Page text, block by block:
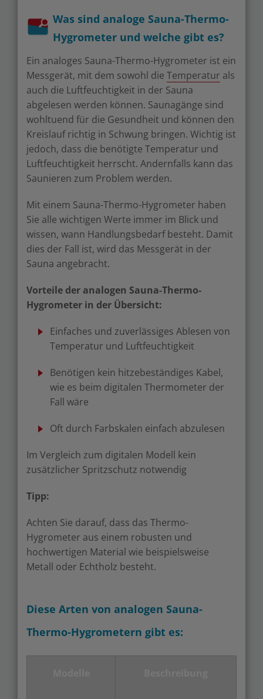
Was sind analoge Sauna-Thermo-
Hygrometer und welche gibt es?
Ein analoges Sauna-Thermo-Hygrometer ist ein
Messgerät, mit dem sowohl die Temperatur als
auch die Luftfeuchtigkeit in der Sauna
abgelesen werden können. Saunagänge sind
wohltuend für die Gesundheit und können den
Kreislauf richtig in Schwung bringen. Wichtig ist
jedoch, dass die benötigte Temperatur und
Luftfeuchtigkeit herrscht. Andernfalls kann das
Saunieren zum Problem werden.
Mit einem Sauna-Thermo-Hygrometer haben
Sie alle wichtigen Werte immer im Blick und
wissen, wann Handlungsbedarf besteht. Damit
dies der Fall ist, wird das Messgerät in der
Sauna angebracht.
Vorteile der analogen Sauna-Thermo-
Hygrometer in der Übersicht:
Einfaches und zuverlässiges Ablesen von
Temperatur und Luftfeuchtigkeit
Benötigen kein hitzebeständiges Kabel,
wie es beim digitalen Thermometer der
Fall wäre
Oft durch Farbskalen einfach abzulesen
Im Vergleich zum digitalen Modell kein
zusätzlicher Spritzschutz notwendig
Tipp:
Achten Sie darauf, dass das Thermo-
Hygrometer aus einem robusten und
hochwertigen Material wie beispielsweise
Metall oder Echtholz besteht.
Diese Arten von analogen Sauna-
Thermo-Hygrometern gibt es: